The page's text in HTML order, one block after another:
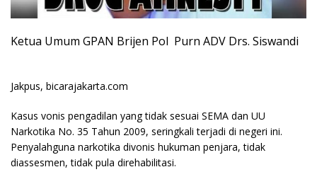
Ketua Umum GPAN Brijen Pol Purn ADV Drs. Siswandi
Jakpus, bicarajakarta.com
Kasus vonis pengadilan yang tidak sesuai SEMA dan UU
Narkotika No. 35 Tahun 2009, seringkali terjadi di negeri ini.
Penyalahguna narkotika divonis hukuman penjara, tidak
diassesmen, tidak pula direhabilitasi.